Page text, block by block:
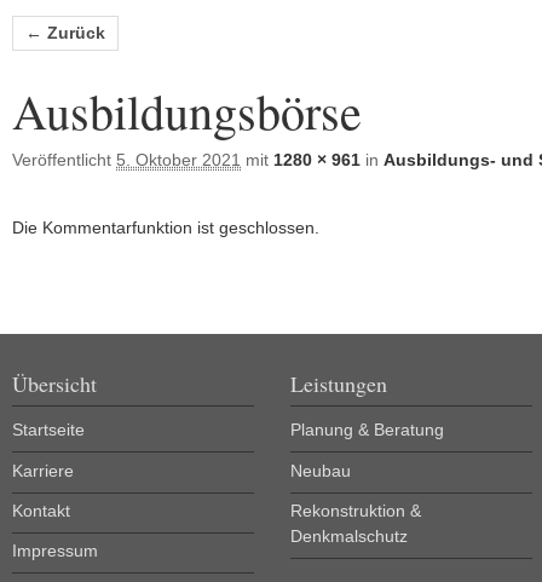
Bilder-Navigation
← Zurück
Ausbildungsbörse
Veröffentlicht 5. Oktober 2021 mit 1280 × 961 in Ausbildungs- und
Die Kommentarfunktion ist geschlossen.
Übersicht
Startseite
Karriere
Kontakt
Impressum
Leistungen
Planung & Beratung
Neubau
Rekonstruktion &
Denkmalschutz